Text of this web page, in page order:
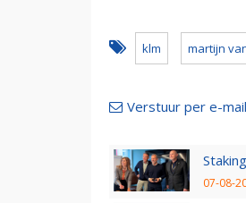
klm martijn
Verstuur per e-mail
07-08-